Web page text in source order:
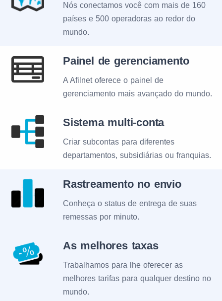
Nós conectamos você com mais de 160
países e 500 operadoras ao redor do
mundo.
Painel de gerenciamento
A Afilnet oferece o painel de
gerenciamento mais avançado do mundo.
Sistema multi-conta
Criar subcontas para diferentes
departamentos, subsidiárias ou franquias.
Rastreamento no envio
Conheça o status de entrega de suas
remessas por minuto.
As melhores taxas
Trabalhamos para lhe oferecer as
melhores tarifas para qualquer destino no
mundo.